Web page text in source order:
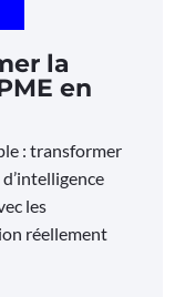
la
en
: transformer
les
réellement